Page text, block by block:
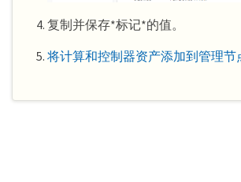
复制并保存*标记*的值。
将计算和控制器资产添加到管理节